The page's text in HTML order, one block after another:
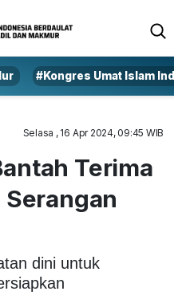
#Kongres Umat Islam
Selasa , 16 Apr 2024, 09:45 WIB
Terima
dini untuk